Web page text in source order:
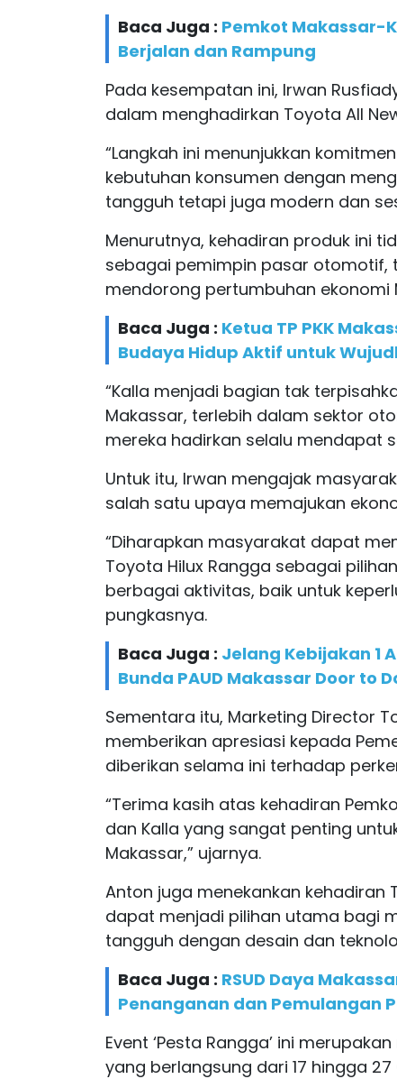
Baca Juga : Pemkot Makassar-
Berjalan dan Rampung
Pada kesempatan ini, Irwan
dalam menghadirkan Toyota All
“Langkah ini menunjukkan
kebutuhan konsumen dengan
tangguh tetapi juga modern dan
Menurutnya, kehadiran produk ini
sebagai pemimpin pasar otomotif,
mendorong pertumbuhan ekonomi
Baca Juga : Ketua TP PKK
Budaya Hidup Aktif untuk
“Kalla menjadi bagian tak
Makassar, terlebih dalam sektor
mereka hadirkan selalu mendapat
Untuk itu, Irwan mengajak
salah satu upaya memajukan
“Diharapkan masyarakat dapat
Toyota Hilux Rangga sebagai
berbagai aktivitas, baik untuk
pungkasnya.
Baca Juga : Jelang Kebijakan 1
Bunda PAUD Makassar Door to
Sementara itu, Marketing Director
memberikan apresiasi kepada
diberikan selama ini terhadap
“Terima kasih atas kehadiran
dan Kalla yang sangat penting
Makassar,” ujarnya.
Anton juga menekankan kehadiran
dapat menjadi pilihan utama bagi
tangguh dengan desain dan
Baca Juga : RSUD Daya
Penanganan dan Pemulangan
Event ‘Pesta Rangga’ ini
yang berlangsung dari 17 hingga